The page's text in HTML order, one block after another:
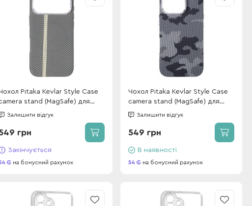
Pitaka Kevlar Style Case
stand (MagSafe) для
17 Pro Desert Gold (box)
Залишити відгук
грн
Закінчується
на бонусний рахунок
Чохол Pitaka Kevlar Style Case
camera stand (MagSafe) для
iPhone 16 Pro Military Grey (box)
Залишити відгук
549 грн
В наявності
54 на бонусний рахунок